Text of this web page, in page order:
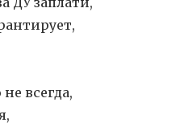
всегда,